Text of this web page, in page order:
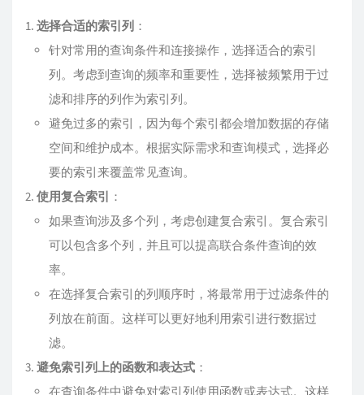
选择合适的索引列 ：
针对常用的查询条件和连接操作，选择适合的索引
列。考虑到查询的频率和重要性，选择被频繁用于过
滤和排序的列作为索引列。
避免过多的索引，因为每个索引都会增加数据的存储
空间和维护成本。根据实际需求和查询模式，选择必
要的索引来覆盖常见查询。
使用复合索引 ：
如果查询涉及多个列，考虑创建复合索引。复合索引
可以包含多个列，并且可以提高联合条件查询的效
率。
在选择复合索引的列顺序时，将最常用于过滤条件的
列放在前面。这样可以更好地利用索引进行数据过
滤。
避免索引列上的函数和表达式 ：
在查询条件中避免对索引列使用函数或表达式。这样